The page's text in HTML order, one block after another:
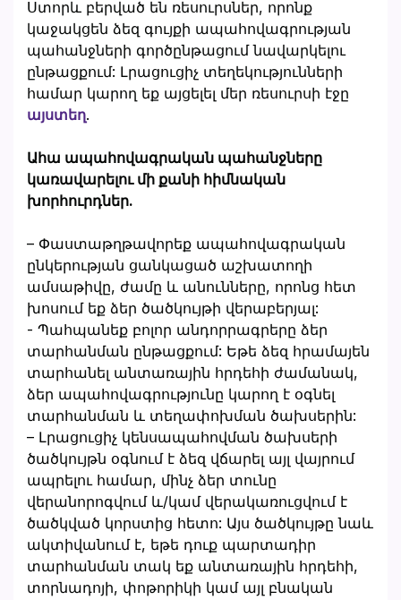
Ստորև բերված են ռեսուրսներ, որոնք
կաջակցեն ձեզ գույքի ապահովագրության
պահանջների գործընթացում նավարկելու
ընթացքում: Լրացուցիչ տեղեկությունների
համար կարող եք այցելել մեր ռեսուրսի էջը
այստեղ.
Ահա ապահովագրական պահանջները
կառավարելու մի քանի հիմնական
խորհուրդներ.
– Փաստաթղթավորեք ապահովագրական
ընկերության ցանկացած աշխատողի
ամսաթիվը, ժամը և անունները, որոնց հետ
խոսում եք ձեր ծածկույթի վերաբերյալ:
- Պահպանեք բոլոր անդորրագրերը ձեր
տարհանման ընթացքում: Եթե ձեզ հրամայեն
տարհանել անտառային հրդեհի ժամանակ,
ձեր ապահովագրությունը կարող է օգնել
տարհանման և տեղափոխման ծախսերին:
– Լրացուցիչ կենսապահովման ծախսերի
ծածկույթն օգնում է ձեզ վճարել այլ վայրում
ապրելու համար, մինչ ձեր տունը
վերանորոգվում և/կամ վերակառուցվում է
ծածկված կորստից հետո: Այս ծածկույթը նաև
ակտիվանում է, եթե դուք պարտադիր
տարհանման տակ եք անտառային հրդեհի,
տորնադոյի, փոթորիկի կամ այլ բնական